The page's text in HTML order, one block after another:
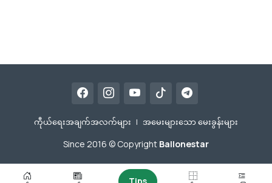
Tips
ကီုယ်ရေးအချက်အလက်များ | အမေးများသော မေးခွန်းများ
Since 2016 © Copyright Ballonestar